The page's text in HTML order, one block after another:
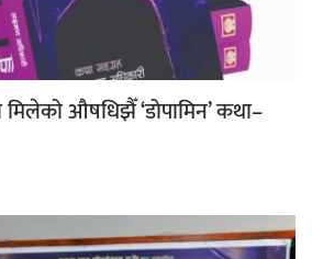
मिलेको औषधिझैँ ‘डोपामिन’ कथा–